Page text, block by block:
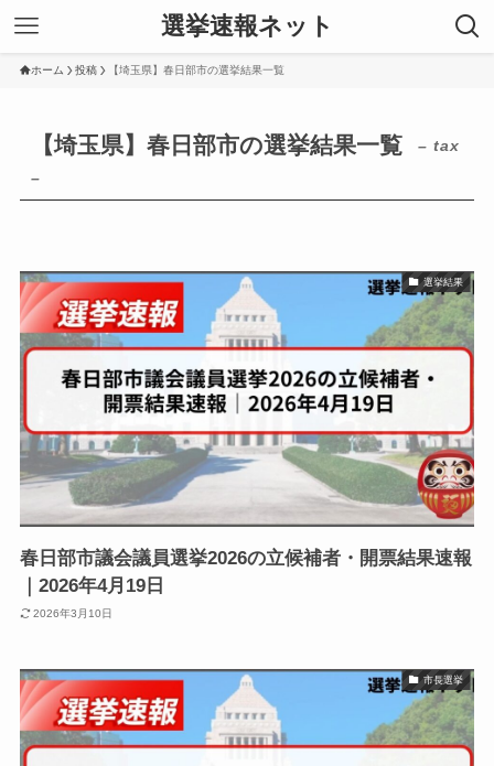
選挙速報ネット
ホーム 投稿 【埼玉県】春日部市の選挙結果一覧
【埼玉県】春日部市の選挙結果一覧
– tax
–
選挙結果
春日部市議会議員選挙2026の立候補者・開票結果速報
｜2026年4月19日
2026年3月10日
市長選挙